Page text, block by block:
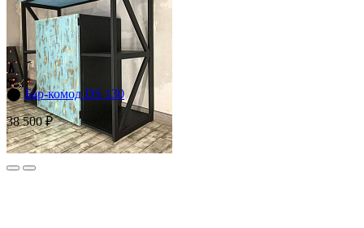
⬤ Бар-комод DS 130
38 500 ₽